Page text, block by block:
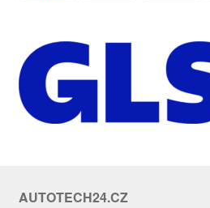
AUTOTECH24.CZ